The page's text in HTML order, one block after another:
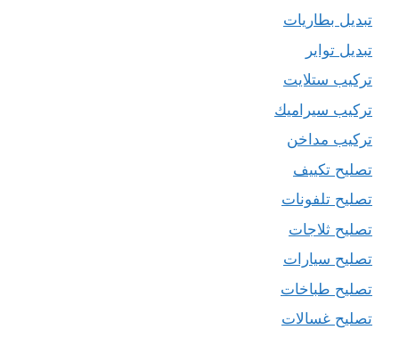
تبديل بطاريات
تبديل تواير
تركيب ستلايت
تركيب سيراميك
تركيب مداخن
تصليح تكييف
تصليح تلفونات
تصليح ثلاجات
تصليح سيارات
تصليح طباخات
تصليح غسالات